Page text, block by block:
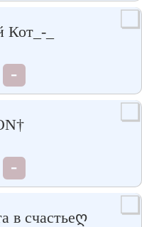
_
в счастьеღ